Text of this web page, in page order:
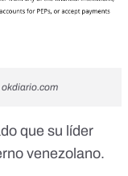
okdiario.com
que su líder
venezolano.